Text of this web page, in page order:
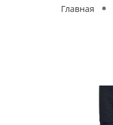
Главная